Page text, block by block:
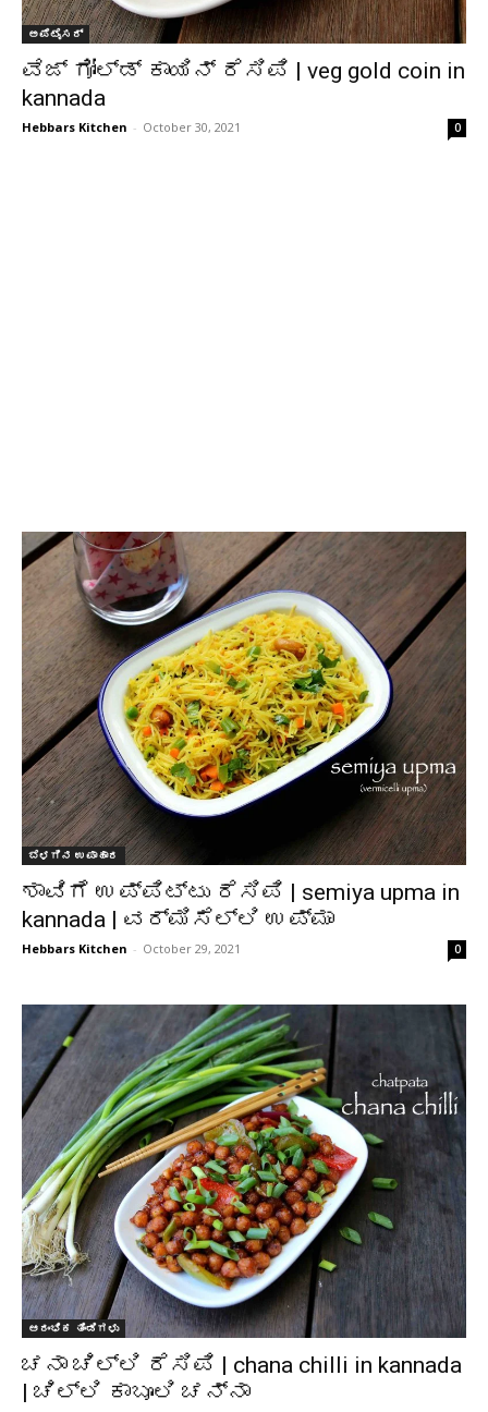
ಅಪೆಟೈಸರ್
ವೆಜ್ ಗೋಲ್ಡ್ ಕಾಯಿನ್ ರೆಸಿಪಿ | veg gold coin in
kannada
Hebbars Kitchen - October 30, 2021 0
ಬೆಳಗಿನ ಉಪಾಹಾರ
ಶಾವಿಗೆ ಉಪ್ಪಿಟ್ಟು ರೆಸಿಪಿ | semiya upma in
kannada | ವರ್ಮಿಸೆಲ್ಲಿ ಉಪ್ಮಾ
Hebbars Kitchen - October 29, 2021 0
ಆರಂಭಿಕ ತಿಂಡಿಗಳು
ಚನಾ ಚಿಲ್ಲಿ ರೆಸಿಪಿ | chana chilli in kannada
| ಚಿಲ್ಲಿ ಕಾಬೂಲಿ ಚನ್ನಾ